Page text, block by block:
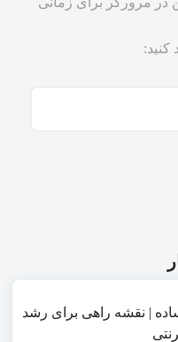
کنید:
اقدام ساده | نقشه راهی برای رشد